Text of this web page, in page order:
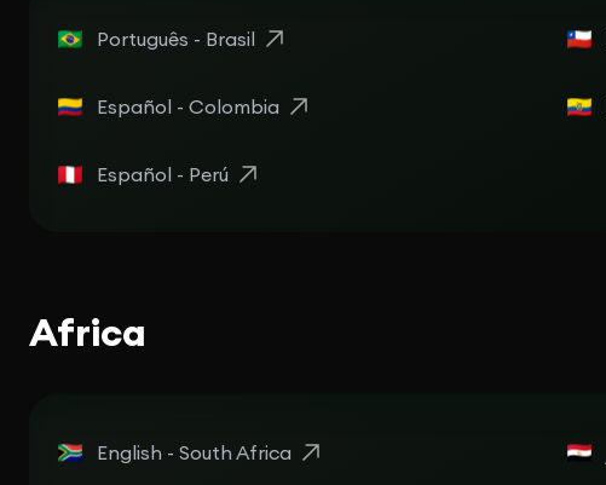
Português - Brasil
Español - Colombia
Español - Perú
Africa
English - South Africa